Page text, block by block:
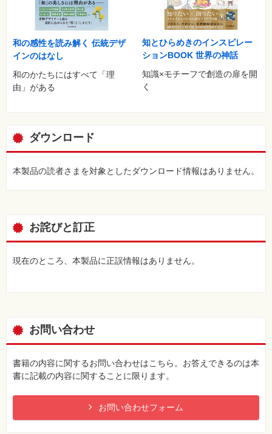
和の感性を読み解く 伝統デザ
インのはなし
和のかたちにはすべて「理
由」がある
知とひらめきのインスピレー
ションBOOK 世界の神話
知識×モチーフで創造の扉を開
く
ダウンロード
本製品の読者さまを対象としたダウンロード情報はありません。
お詫びと訂正
現在のところ、本製品に正誤情報はありません。
お問い合わせ
書籍の内容に関するお問い合わせはこちら。お答えできるのは本
書に記載の内容に関することに限ります。
お問い合わせフォーム